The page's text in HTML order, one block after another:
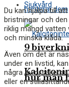
Sjukvård
9
hur man
Du kan hjälpa till
bristningar och
riklig mängd vatten
och minska klåda.
Även om det är
under en livstid,
några av
eller en